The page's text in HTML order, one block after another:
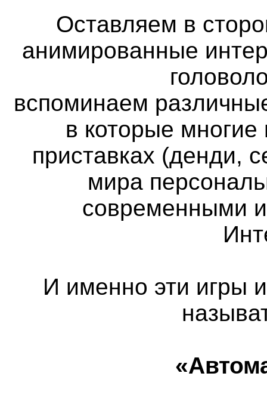
Оставляем в
анимированные
вспоминаем
в которые
приставках (денди,
мира
современными
И именно эти игры